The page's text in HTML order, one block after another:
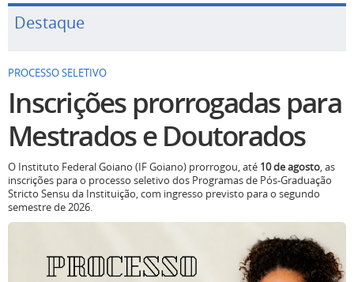
Destaque
PROCESSO SELETIVO
Inscrições prorrogadas para
Mestrados e Doutorados
O Instituto Federal Goiano (IF Goiano) prorrogou, até 10 de agosto, as
inscrições para o processo seletivo dos Programas de Pós-Graduação
Stricto Sensu da Instituição, com ingresso previsto para o segundo
semestre de 2026.